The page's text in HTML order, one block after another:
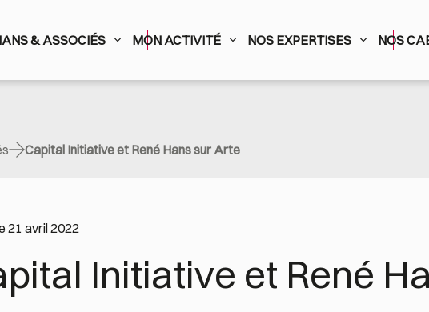
& ASSOCIÉS MON ACTIVITÉ NOS EXPERTISES NOS
Capital Initiative et René Hans sur Arte
21 avril 2022
Initiative et René